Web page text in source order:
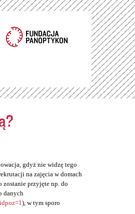
gdyż nie widzę tego
na zajęcia w domach
zostanie przyjęte np. do
danych
), w tym sporo